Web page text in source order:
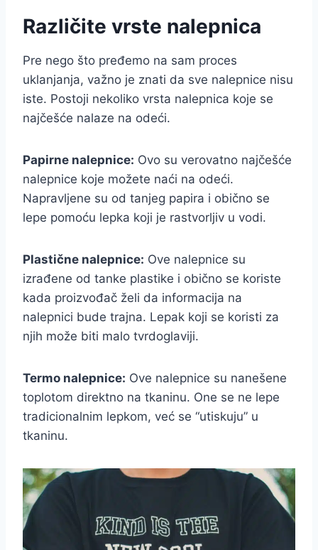
Različite vrste nalepnica
Pre nego što pređemo na sam proces
uklanjanja, važno je znati da sve nalepnice nisu
iste. Postoji nekoliko vrsta nalepnica koje se
najčešće nalaze na odeći.
Papirne nalepnice: Ovo su verovatno najčešće
nalepnice koje možete naći na odeći.
Napravljene su od tanjeg papira i obično se
lepe pomoću lepka koji je rastvorljiv u vodi.
Plastične nalepnice: Ove nalepnice su
izrađene od tanke plastike i obično se koriste
kada proizvođač želi da informacija na
nalepnici bude trajna. Lepak koji se koristi za
njih može biti malo tvrdoglaviji.
Termo nalepnice: Ove nalepnice su nanešene
toplotom direktno na tkaninu. One se ne lepe
tradicionalnim lepkom, već se “utiskuju” u
tkaninu.